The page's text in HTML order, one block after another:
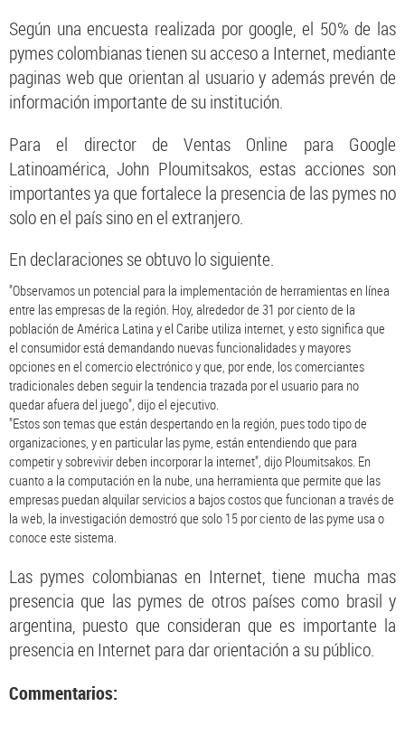
Según una encuesta realizada por google, el 50% de las
pymes colombianas tienen su acceso a Internet, mediante
paginas web que orientan al usuario y además prevén de
información importante de su institución.
Para el director de Ventas Online para Google
Latinoamérica, John Ploumitsakos, estas acciones son
importantes ya que fortalece la presencia de las pymes no
solo en el país sino en el extranjero.
En declaraciones se obtuvo lo siguiente.
"Observamos un potencial para la implementación de herramientas en línea
entre las empresas de la región. Hoy, alrededor de 31 por ciento de la
población de América Latina y el Caribe utiliza internet, y esto significa que
el consumidor está demandando nuevas funcionalidades y mayores
opciones en el comercio electrónico y que, por ende, los comerciantes
tradicionales deben seguir la tendencia trazada por el usuario para no
quedar afuera del juego", dijo el ejecutivo.
"Estos son temas que están despertando en la región, pues todo tipo de
organizaciones, y en particular las pyme, están entendiendo que para
competir y sobrevivir deben incorporar la internet", dijo Ploumitsakos. En
cuanto a la computación en la nube, una herramienta que permite que las
empresas puedan alquilar servicios a bajos costos que funcionan a través de
la web, la investigación demostró que solo 15 por ciento de las pyme usa o
conoce este sistema.
Las pymes colombianas en Internet, tiene mucha mas
presencia que las pymes de otros países como brasil y
argentina, puesto que consideran que es importante la
presencia en Internet para dar orientación a su público.
Commentarios: